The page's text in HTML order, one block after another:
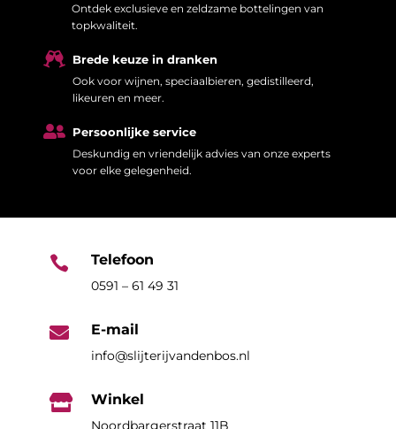
Ontdek exclusieve en zeldzame bottelingen van
topkwaliteit.
 Brede keuze in dranken
Ook voor wijnen, speciaalbieren, gedistilleerd,
likeuren en meer.
 Persoonlijke service
Deskundig en vriendelijk advies van onze experts
voor elke gelegenheid.
 Telefoon
0591 – 61 49 31
 E-mail
info@slijterijvandenbos.nl
 Winkel
Noordbargerstraat 11B